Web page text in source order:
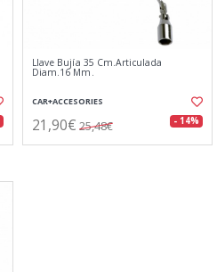
Llave Bujía 35 Cm.Articulada
Diam.16 Mm.
CAR+ACCESORIES
21,90€ 25,48€ - 14%